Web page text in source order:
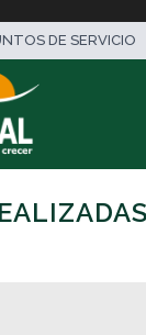
DE SERVICIO